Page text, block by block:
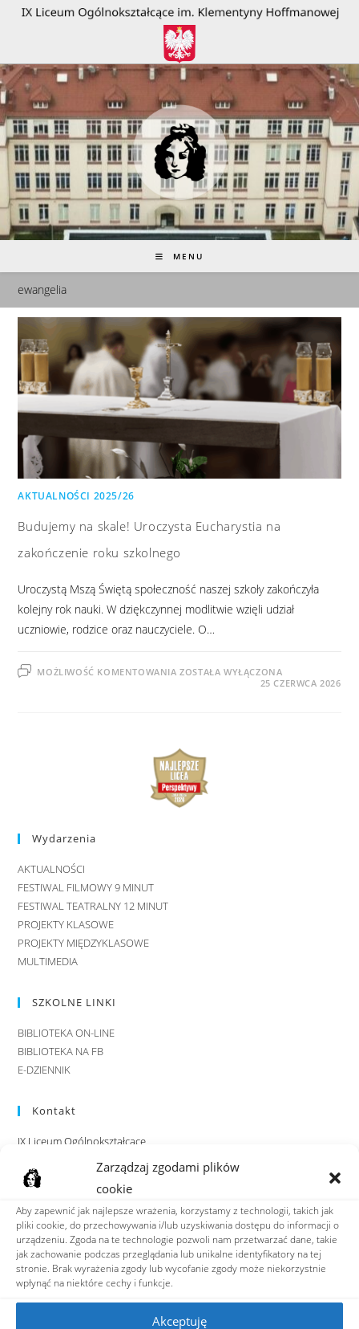
Zarządzaj zgodami plików
cookie
Aby zapewnić jak najlepsze wrażenia, korzystamy z technologii, takich jak
pliki cookie, do przechowywania i/lub uzyskiwania dostępu do informacji o
urządzeniu. Zgoda na te technologie pozwoli nam przetwarzać dane, takie
jak zachowanie podczas przeglądania lub unikalne identyfikatory na tej
stronie. Brak wyrażenia zgody lub wycofanie zgody może niekorzystnie
wpłynąć na niektóre cechy i funkcje.
Akceptuję
treści
MENU
ewangelia
AKTUALNOŚCI 2025/26
Budujemy na skale! Uroczysta Eucharystia na
zakończenie roku szkolnego
Uroczystą Mszą Świętą społeczność naszej szkoły zakończyła
kolejny rok nauki. W dziękczynnej modlitwie wzięli udział
uczniowie, rodzice oraz nauczyciele. O…
MOŻLIWOŚĆ KOMENTOWANIAZOSTAŁA WYŁĄCZONA
25 CZERWCA 2026
Wydarzenia
AKTUALNOŚCI
FESTIWAL FILMOWY 9 MINUT
FESTIWAL TEATRALNY 12 MINUT
PROJEKTY KLASOWE
PROJEKTY MIĘDZYKLASOWE
MULTIMEDIA
SZKOLNE LINKI
BIBLIOTEKA ON-LINE
BIBLIOTEKA NA FB
E-DZIENNIK
Kontakt
IX Liceum Ogólnokształcące
im. Klementyny Hoffmanowej
ul. Hoża 88, 00-682 Warszawa
tel: 22 628 05 45
fax: 22 622 48 35
e-mail:ixlo@hoffmanowa.pl
Adres do e-Doręczeń
AE:PL-36599-39849-VRJWR-23